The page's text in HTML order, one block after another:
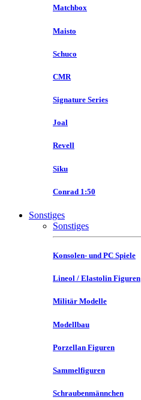
Matchbox
Maisto
Schuco
CMR
Signature Series
Joal
Revell
Siku
Conrad 1:50
Sonstiges
Sonstiges
Konsolen- und PC Spiele
Lineol / Elastolin Figuren
Militär Modelle
Modellbau
Porzellan Figuren
Sammelfiguren
Schraubenmännchen